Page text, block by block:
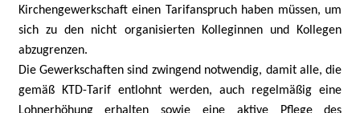
Kirchengewerkschaft einen Tarifanspruch haben müssen, um
sich zu den nicht organisierten Kolleginnen und Kollegen
abzugrenzen.
Die Gewerkschaften sind zwingend notwendig, damit alle, die
gemäß KTD-Tarif entlohnt werden, auch regelmäßig eine